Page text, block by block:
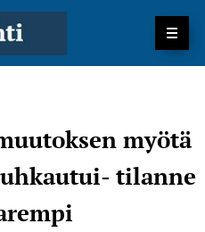
myötä
tilanne